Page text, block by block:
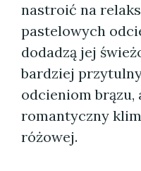
nastroić na
pastelowych
dodadzą jej
bardziej
odcieniom brązu,
romantyczny
różowej.